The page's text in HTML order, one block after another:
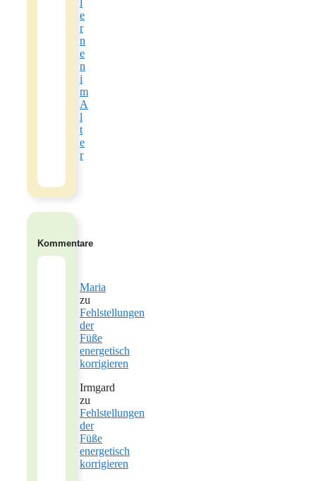
l
e
r
n
e
n
i
m
A
l
t
e
r
Kommentare
Maria
zu
Fehlstellungen
der
Füße
energetisch
korrigieren
Irmgard
zu
Fehlstellungen
der
Füße
energetisch
korrigieren